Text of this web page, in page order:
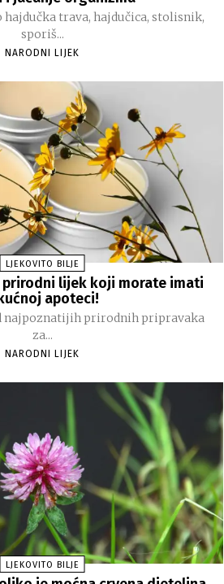
hajdučka trava, hajdučica, stolisnik,
sporiš...
NARODNI LIJEK
LJEKOVITO BILJE
prirodni lijek koji morate imati
apoteci!
najpoznatijih prirodnih pripravaka
za...
NARODNI LIJEK
LJEKOVITO BILJE